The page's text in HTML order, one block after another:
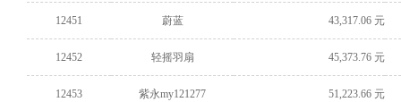
12451 蔚蓝 43,317.06 元
12452 轻摇羽扇 45,373.76 元
12453 紫永my121277 51,223.66 元